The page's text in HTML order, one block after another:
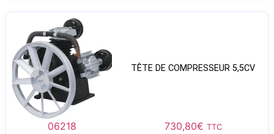
TÊTE DE COMPRESSEUR 5,5CV
06218 730,80€ TTC